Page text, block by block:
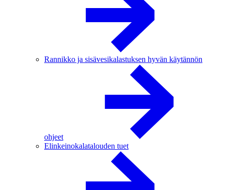
Rannikko ja sisävesikalastuksen hyvän käytännön
ohjeet
Elinkeinokalatalouden tuet